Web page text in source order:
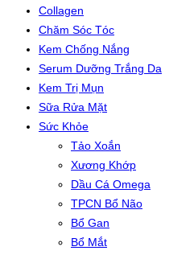
Collagen
Chăm Sóc Tóc
Kem Chống Nắng
Serum Dưỡng Trắng Da
Kem Trị Mụn
Sữa Rửa Mặt
Sức Khỏe
Tảo Xoắn
Xương Khớp
Dầu Cá Omega
TPCN Bổ Não
Bổ Gan
Bổ Mắt